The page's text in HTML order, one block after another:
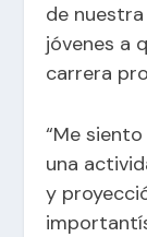
de
jóvenes a
carrera
“Me
una
y